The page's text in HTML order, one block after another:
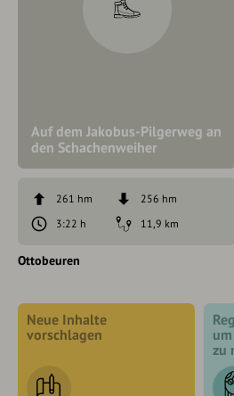
Auf dem Jakobus-Pilgerweg an
den Schachenweiher
261 hm
256 hm
3:22 h
11,9 km
Ottobeuren
Neue Inhalte
vorschlagen
zu